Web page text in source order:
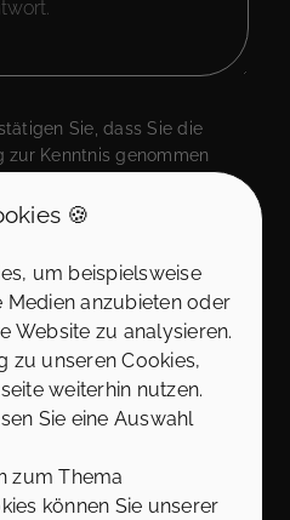
Sie, dass Sie die
zur Kenntnis genommen
Ihrer Daten ernst. Alle
vertraulich behandelt. Wir
persönlichen Daten nicht an
verkauft oder anderweitig
🍪
um beispielsweise
Medien anzubieten oder
Website zu analysieren.
zu unseren Cookies,
weiterhin nutzen.
Sie eine Auswahl
zum Thema
können Sie unserer